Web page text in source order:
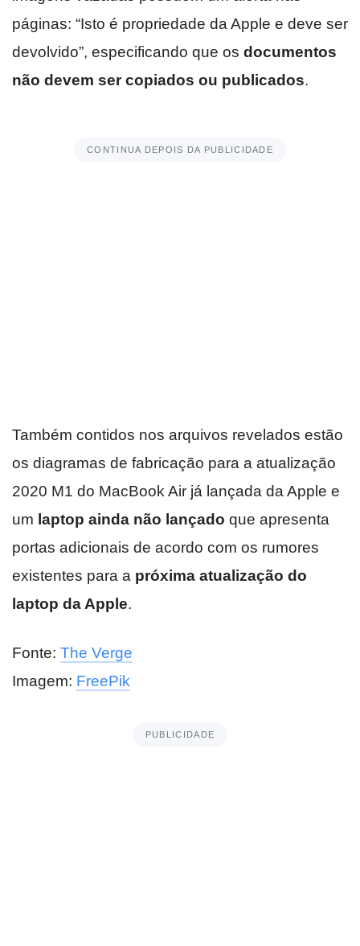
páginas: “Isto é propriedade da Apple e deve ser
devolvido”, especificando que os documentos
não devem ser copiados ou publicados.
CONTINUA DEPOIS DA PUBLICIDADE
Também contidos nos arquivos revelados estão
os diagramas de fabricação para a atualização
2020 M1 do MacBook Air já lançada da Apple e
um laptop ainda não lançado que apresenta
portas adicionais de acordo com os rumores
existentes para a próxima atualização do
laptop da Apple.
Fonte: The Verge
Imagem: FreePik
PUBLICIDADE